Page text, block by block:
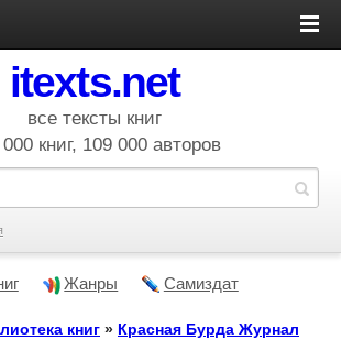
itexts.net
все тексты книг
книг, 109 000 авторов
Жанры Самиздат
книг » Красная Бурда Журнал